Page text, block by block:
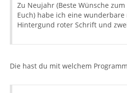
Zu Neujahr (Beste Wünsche
Euch) habe ich eine
Hintergund roter Schrift und
Die hast du mit welchem